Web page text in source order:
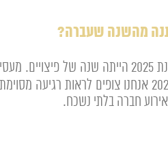
אי אפשר להתווכח עם העובדה ששנת
אירוע חברה בלתי נשכח.